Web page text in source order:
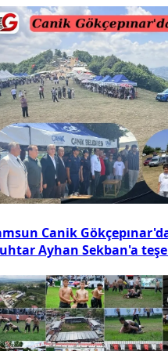
Canik
Ayhan Sekban'a